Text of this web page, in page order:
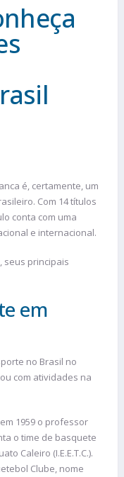
é, certamente, um
Com 14 títulos
conta com uma
e internacional.
seus principais
em
no Brasil no
com atividades na
1959 o professor
o time de basquete
Caleiro (I.E.E.T.C.).
Clube, nome